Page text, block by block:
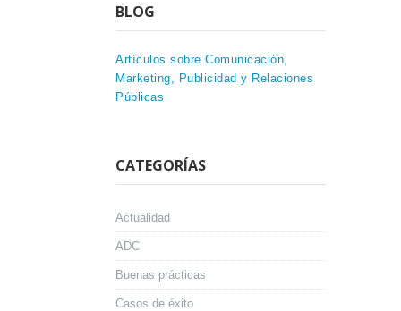
BLOG
Artículos sobre Comunicación,
Marketing, Publicidad y Relaciones
Públicas
CATEGORÍAS
Actualidad
ADC
Buenas prácticas
Casos de éxito